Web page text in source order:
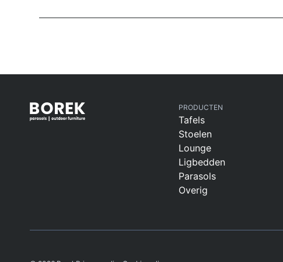
PRODUCTEN
Tafels
Stoelen
Lounge
Ligbedden
Parasols
Overig